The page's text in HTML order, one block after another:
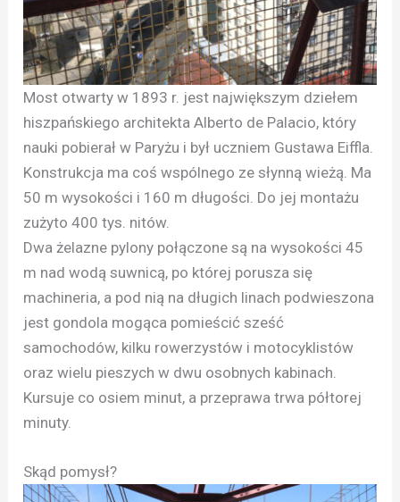
Most otwarty w 1893 r. jest największym dziełem
hiszpańskiego architekta Alberto de Palacio, który
nauki pobierał w Paryżu i był uczniem Gustawa Eiffla.
Konstrukcja ma coś wspólnego ze słynną wieżą. Ma
50 m wysokości i 160 m długości. Do jej montażu
zużyto 400 tys. nitów.
Dwa żelazne pylony połączone są na wysokości 45
m nad wodą suwnicą, po której porusza się
machineria, a pod nią na długich linach podwieszona
jest gondola mogąca pomieścić sześć
samochodów, kilku rowerzystów i motocyklistów
oraz wielu pieszych w dwu osobnych kabinach.
Kursuje co osiem minut, a przeprawa trwa półtorej
minuty.
Skąd pomysł?